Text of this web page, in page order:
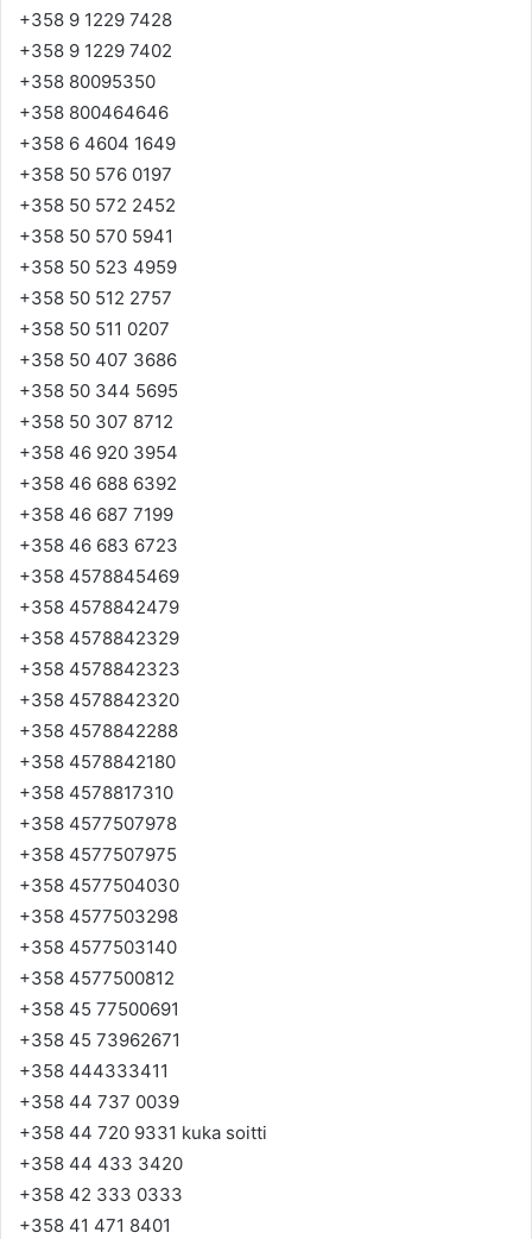
+358 9 1229 7428
+358 9 1229 7402
+358 80095350
+358 800464646
+358 6 4604 1649
+358 50 576 0197
+358 50 572 2452
+358 50 570 5941
+358 50 523 4959
+358 50 512 2757
+358 50 511 0207
+358 50 407 3686
+358 50 344 5695
+358 50 307 8712
+358 46 920 3954
+358 46 688 6392
+358 46 687 7199
+358 46 683 6723
+358 4578845469
+358 4578842479
+358 4578842329
+358 4578842323
+358 4578842320
+358 4578842288
+358 4578842180
+358 4578817310
+358 4577507978
+358 4577507975
+358 4577504030
+358 4577503298
+358 4577503140
+358 4577500812
+358 45 77500691
+358 45 73962671
+358 444333411
+358 44 737 0039
+358 44 720 9331 kuka soitti
+358 44 433 3420
+358 42 333 0333
+358 41 471 8401